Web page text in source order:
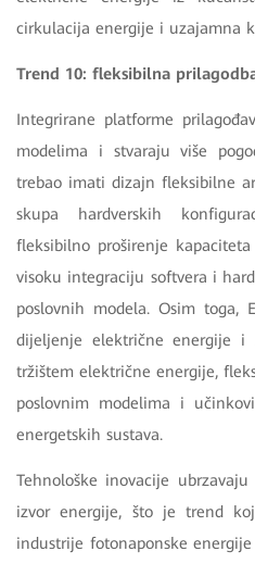
cirkulacija energije i uzajamna
Trend 10: fleksibilna
Integrirane platforme
modelima i stvaraju više
trebao imati dizajn fleksibilne
skupa hardverskih
fleksibilno proširenje
visoku integraciju softvera i
poslovnih modela. Osim toga,
dijeljenje električne energije i
tržištem električne energije,
poslovnim modelima i
energetskih sustava.
Tehnološke inovacije
izvor energije, što je trend
industrije fotonaponske